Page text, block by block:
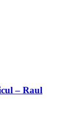
– Raul